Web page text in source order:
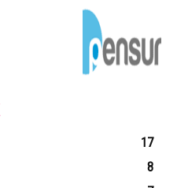
17
8